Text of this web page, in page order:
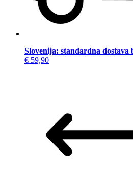
Slovenija: standardna dostava
€ 59,90